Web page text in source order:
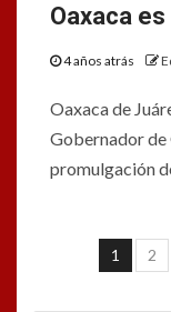
Oaxaca
4 años atrás
Oaxaca de
Gobernador de
promulgación
1 2